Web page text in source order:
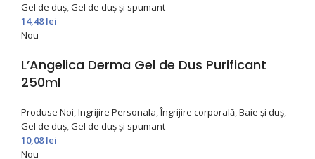
Gel de duș,Gel de duș și spumant
14,48lei
Nou
L’Angelica Derma Gel de Dus Purificant
250ml
Produse Noi,Ingrijire Personala,Îngrijire corporală,Baie și duș,
Gel de duș,Gel de duș și spumant
10,08lei
Nou